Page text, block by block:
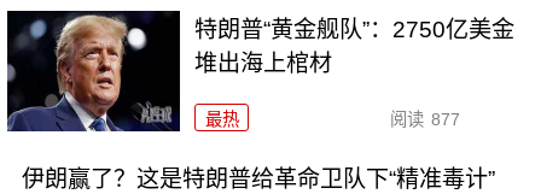
特朗普“黄金舰队”：2750亿美金
堆出海上棺材
最热 阅读 877
伊朗赢了？这是特朗普给革命卫队下“精准毒计”